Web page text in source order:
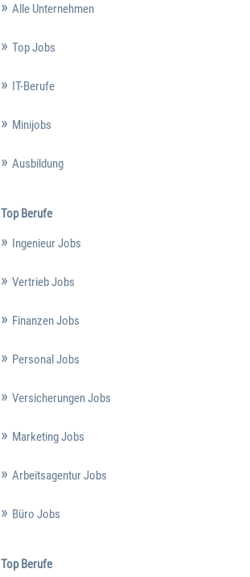
Alle Unternehmen
Top Jobs
IT-Berufe
Minijobs
Ausbildung
Top Berufe
Ingenieur Jobs
Vertrieb Jobs
Finanzen Jobs
Personal Jobs
Versicherungen Jobs
Marketing Jobs
Arbeitsagentur Jobs
Büro Jobs
Top Berufe